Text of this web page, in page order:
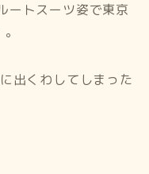
ートスーツ姿で東京
出くわしてしまった